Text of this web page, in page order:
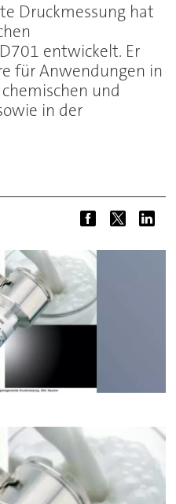
Druckmessung hat
entwickelt. Er
für Anwendungen in
und
in der